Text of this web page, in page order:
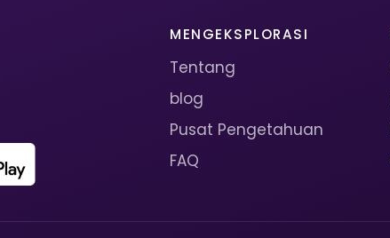
MENGEKSPLORASI
Tentang
blog
Pusat Pengetahuan
FAQ